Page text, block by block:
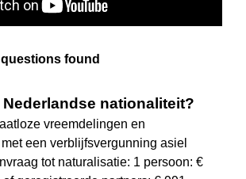
found
Nederlandse nationaliteit?
vreemdelingen en
een verblijfsvergunning asiel
tot naturalisatie: 1 persoon: €